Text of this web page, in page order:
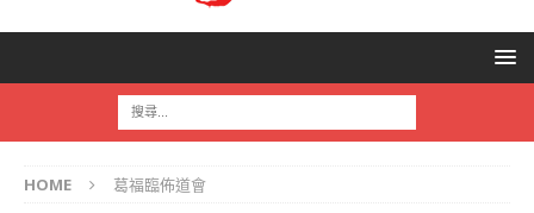
HOME 葛福臨佈道會